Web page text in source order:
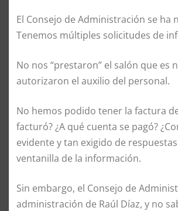
El Consejo de Administración se
Tenemos múltiples solicitudes de
No nos “prestaron” el salón que es
autorizaron el auxilio del personal.
No hemos podido tener la factura
facturó? ¿A qué cuenta se pagó?
evidente y tan exigido de
ventanilla de la información.
Sin embargo, el Consejo de
administración de Raúl Díaz, y no